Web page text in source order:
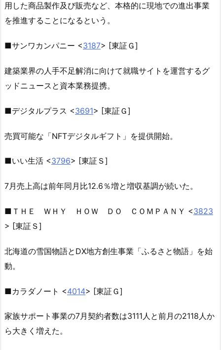
用した商品製作及び販売など、本格的に現地での進出事業
を推進することになるという。
■サンワカンパニー <3187> [東証Ｇ]
建築業界の人手不足解消に向けて就職サイトを運営するグ
ッドニュースと資本業務提携。
■デジタルプラス <3691> [東証Ｇ]
売買可能な「NFTデジタルギフト」を提供開始。
■いい生活 <3796> [東証Ｓ]
7月売上高は前年同月比12.6％増と増収基調が続いた。
■ＴＨＥ ＷＨＹ ＨＯＷ ＤＯ ＣＯＭＰＡＮＹ <3823
> [東証Ｓ]
北海道の雪国物語とDX地方創生事業「ふるさと物語」を始
動。
■カラダノート <4014> [東証Ｇ]
家族サポート事業の7月契約者数は3111人と前月の2118人か
ら大きく増えた。